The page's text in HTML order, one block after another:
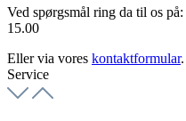
Ved spørgsmål ring da til os på:
15.00
Eller via vores kontaktformular.
Service